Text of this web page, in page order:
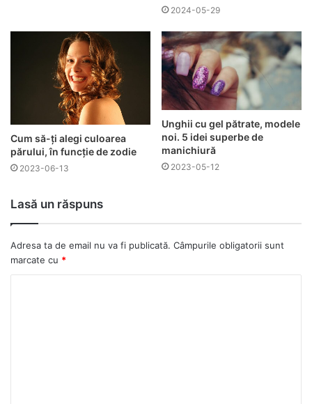
2024-05-29
Cum să-ți alegi culoarea
părului, în funcție de zodie
2023-06-13
Unghii cu gel pătrate, modele
noi. 5 idei superbe de
manichiură
2023-05-12
Lasă un răspuns
Adresa ta de email nu va fi publicată. Câmpurile obligatorii sunt
marcate cu *